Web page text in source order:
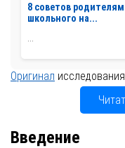
8 советов
школьного на...
Оригинал
Введение